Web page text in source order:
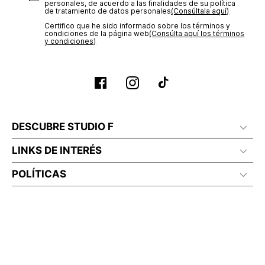
personales, de acuerdo a las finalidades de su política
de tratamiento de datos personales‎(Consúltala aquí)
Certifico que he sido informado sobre los términos y
condiciones de la página web‎(Consúlta aquí los términos
y condiciones)
DESCUBRE STUDIO F
LINKS DE INTERÉS
POLÍTICAS